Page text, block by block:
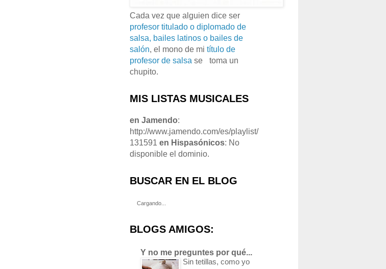
Cada vez que alguien dice ser
profesor titulado o diplomado de
salsa, bailes latinos o bailes de
salón, el mono de mi título de
profesor de salsa se
toma un
chupito.
MIS LISTAS MUSICALES
en Jamendo:
http://www.jamendo.com/es/playlist/
131591 en Hispasónicos: No
disponible el dominio.
BUSCAR EN EL BLOG
Cargando...
BLOGS AMIGOS:
Y no me preguntes por qué...
Sin tetillas, como yo